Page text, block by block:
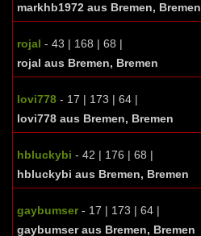
markhb1972 aus Bremen, Bremen
rojal - 43 | 168 | 68 |
rojal aus Bremen, Bremen
lovi778 - 17 | 173 | 64 |
lovi778 aus Bremen, Bremen
hbluckybi - 42 | 176 | 68 |
hbluckybi aus Bremen, Bremen
gaybumser- 17 | 173 | 64 |
gaybumser aus Bremen, Bremen